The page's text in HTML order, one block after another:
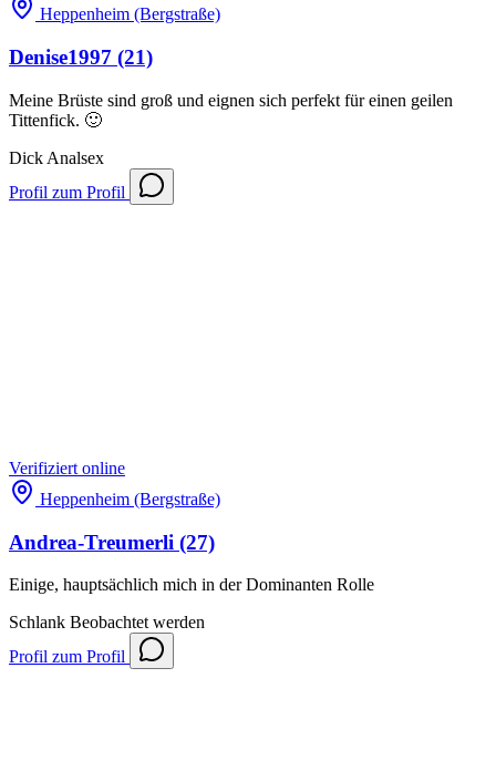
Heppenheim (Bergstraße)
Denise1997 (21)
Meine Brüste sind groß und eignen sich perfekt für einen geilen
Tittenfick. 🙂
Dick Analsex
Profil zum Profil
Verifiziert online
Heppenheim (Bergstraße)
Andrea-Treumerli (27)
Einige, hauptsächlich mich in der Dominanten Rolle
Schlank Beobachtet werden
Profil zum Profil